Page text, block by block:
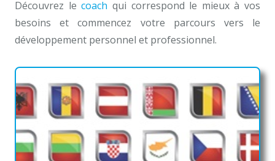
Découvrez lecoach qui correspond le mieux à vos
besoins et commencez votre parcours vers le
développement personnel et professionnel.